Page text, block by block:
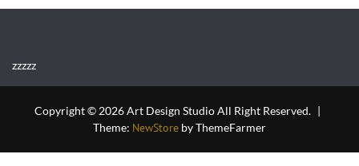
zzzzz
Copyright © 2026 Art Design Studio All Right Reserved. |
Theme: NewStore by ThemeFarmer